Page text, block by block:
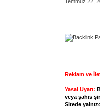
Temmuz 22,
Reklam ve
Yasal Uyarı:
veya şahıs
Sitede